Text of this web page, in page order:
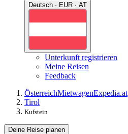
Deutsch · EUR · AT
Unterkunft registrieren
Meine Reisen
Feedback
ÖsterreichMietwagenExpedia.at
Tirol
Kufstein
Deine Reise planen